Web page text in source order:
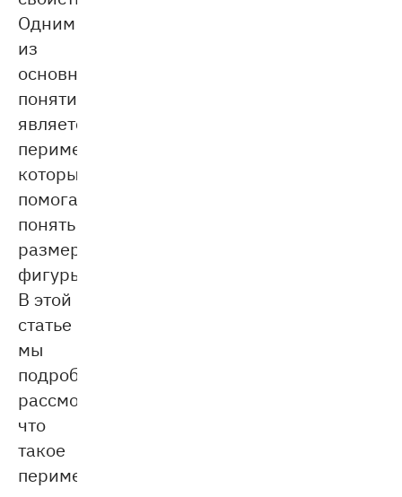
Одним
из
основных
понятий
является
периметр,
который
помогает
понять
размер
фигуры.
В этой
статье
мы
подробно
рассмотрим,
что
такое
периметр